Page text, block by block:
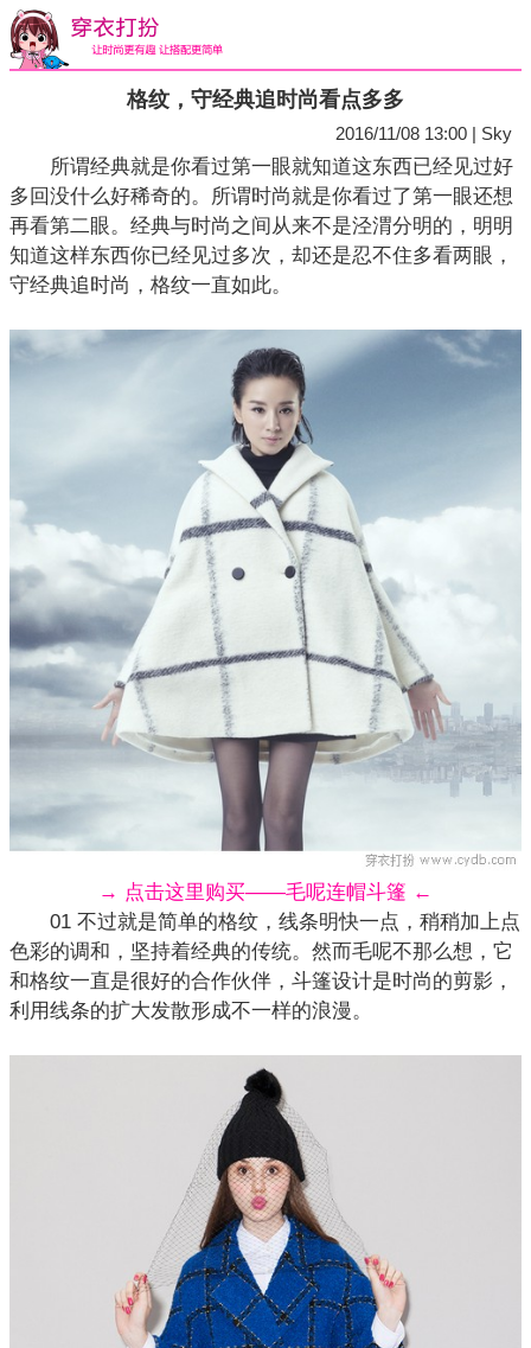
格纹，守经典追时尚看点多多
2016/11/08 13:00 | Sky
所谓经典就是你看过第一眼就知道这东西已经见过好
多回没什么好稀奇的。所谓时尚就是你看过了第一眼还想
再看第二眼。经典与时尚之间从来不是泾渭分明的，明明
知道这样东西你已经见过多次，却还是忍不住多看两眼，
守经典追时尚，格纹一直如此。
→ 点击这里购买——毛呢连帽斗篷 ←
01 不过就是简单的格纹，线条明快一点，稍稍加上点
色彩的调和，坚持着经典的传统。然而毛呢不那么想，它
和格纹一直是很好的合作伙伴，斗篷设计是时尚的剪影，
利用线条的扩大发散形成不一样的浪漫。